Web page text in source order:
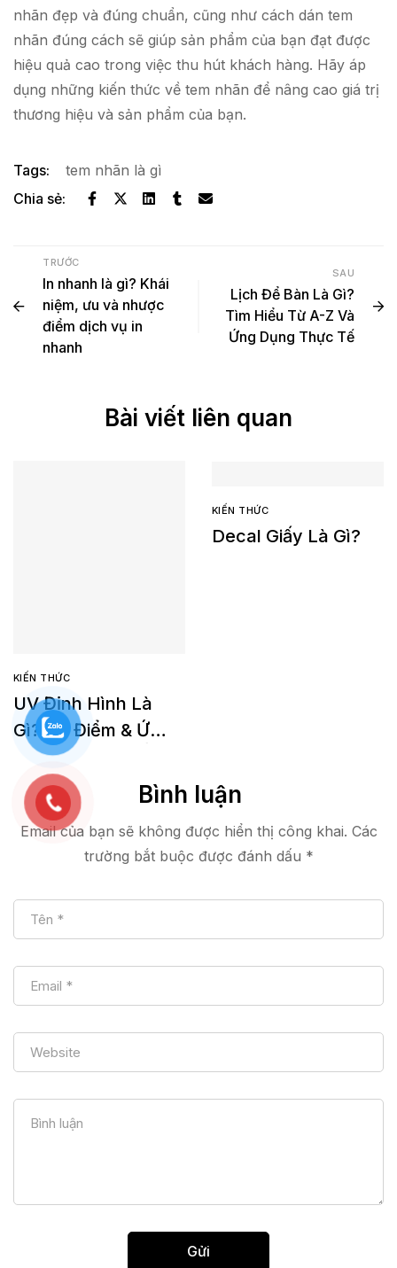
nhãn đẹp và đúng chuẩn, cũng như cách dán tem
nhãn đúng cách sẽ giúp sản phẩm của bạn đạt được
hiệu quả cao trong việc thu hút khách hàng. Hãy áp
dụng những kiến thức về tem nhãn để nâng cao giá trị
thương hiệu và sản phẩm của bạn.
Tags:
tem nhãn là gì
Chia sẻ:
TRƯỚC
In nhanh là gì? Khái
niệm, ưu và nhược
điểm dịch vụ in
nhanh
SAU
Lịch Để Bàn Là Gì?
Tìm Hiểu Từ A-Z Và
Ứng Dụng Thực Tế
Bài viết liên quan
KIẾN THỨC
UV Định Hình Là
Gì? Ưu Điểm & Ứng
Dụng Trong In Ấn
Cao Cấp
KIẾN THỨC
Decal Giấy Là Gì?
Bình luận
Email của bạn sẽ không được hiển thị công khai. Các
trường bắt buộc được đánh dấu *